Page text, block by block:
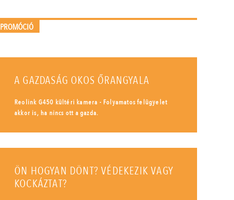
PROMÓCIÓ
A GAZDASÁG OKOS ŐRANGYALA
Reolink G450 kültéri kamera - Folyamatos felügyelet
akkor is, ha nincs ott a gazda.
ÖN HOGYAN DÖNT? VÉDEKEZIK VAGY
KOCKÁZTAT?